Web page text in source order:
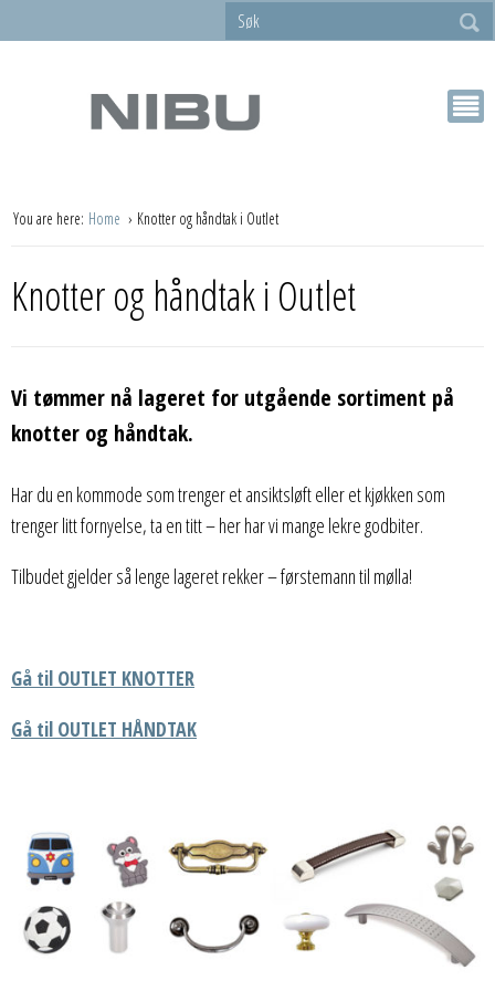
You are here: Home Knotter og håndtak i Outlet
Knotter og håndtak i Outlet
Vi tømmer nå lageret for utgående sortiment på
knotter og håndtak.
Har du en kommode som trenger et ansiktsløft eller et kjøkken som
trenger litt fornyelse, ta en titt – her har vi mange lekre godbiter.
Tilbudet gjelder så lenge lageret rekker – førstemann til mølla!
Gå til OUTLET KNOTTER
Gå til OUTLET HÅNDTAK